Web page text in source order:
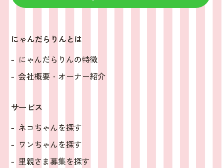
にゃんだらりんとは
にゃんだらりんの特徴
会社概要・オーナー紹介
サービス
ネコちゃんを探す
ワンちゃんを探す
里親さま募集を探す